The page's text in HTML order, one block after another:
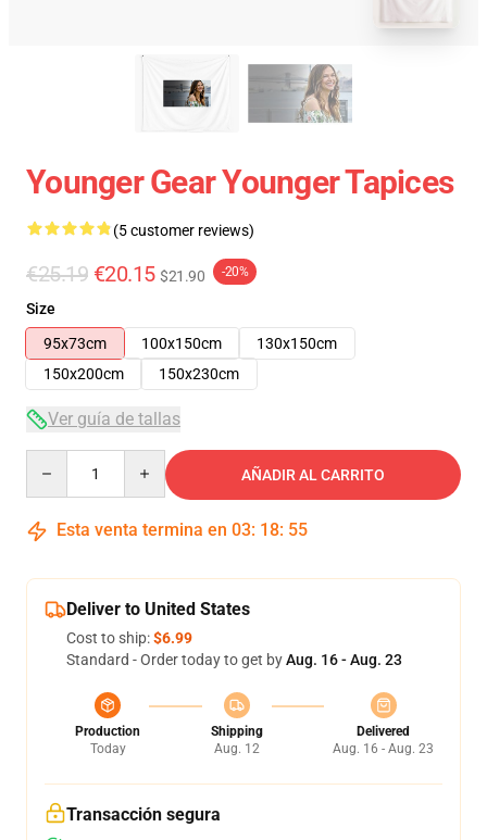
Younger Gear Younger Tapices
(5 customer reviews)
€25.19 €20.15 $21.90 -20%
Size
95x73cm
100x150cm
130x150cm
150x200cm
150x230cm
Ver guía de tallas
AÑADIR AL CARRITO
Esta venta termina en 03: 18: 55
Deliver to United States
Cost to ship:$6.99
Standard - Order today to get byAug. 16 - Aug. 23
Production
Today
Shipping
Aug. 12
Delivered
Aug. 16 - Aug. 23
Transacción segura